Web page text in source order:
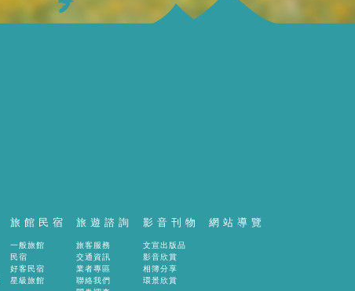
旅館民宿
一般旅館
民宿
好客民宿
星級旅館
旅遊諮詢
旅客服務
交通資訊
業者專區
聯絡我們
影音刊物
文宣出版品
影音欣賞
相簿分享
環景欣賞
網站導覽